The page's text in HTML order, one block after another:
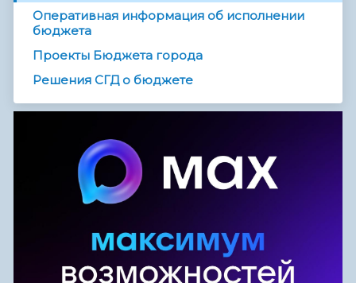
Оперативная информация об исполнении
бюджета
Проекты Бюджета города
Решения СГД о бюджете